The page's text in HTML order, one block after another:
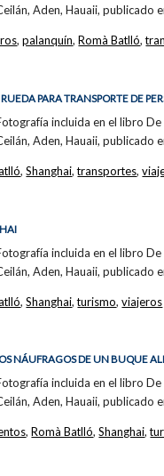
Aden, Hauaii, publicado
,palanquín,Romà Batlló,
PARA TRANSPORTE DE
incluida en el libro
Aden, Hauaii, publicado
,Shanghai,transportes,
incluida en el libro
Aden, Hauaii, publicado
,Shanghai,turismo,viajeros
NÁUFRAGOS DE UN BUQUE
incluida en el libro
Aden, Hauaii, publicado
,Romà Batlló,Shanghai,